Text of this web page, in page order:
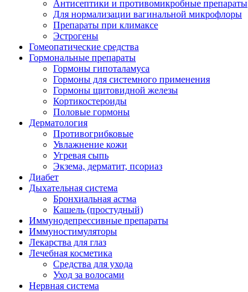
Антисептики и противомикробные препараты
Для нормализации вагинальной микрофлоры
Препараты при климаксе
Эстрогены
Гомеопатические средства
Гормональные препараты
Гормоны гипоталамуса
Гормоны для системного применения
Гормоны щитовидной железы
Кортикостероиды
Половые гормоны
Дерматология
Противогрибковые
Увлажнение кожи
Угревая сыпь
Экзема, дерматит, псориаз
Диабет
Дыхательная система
Бронхиальная астма
Кашель (простудный)
Иммунодепрессивные препараты
Иммуностимуляторы
Лекарства для глаз
Лечебная косметика
Средства для ухода
Уход за волосами
Нервная система